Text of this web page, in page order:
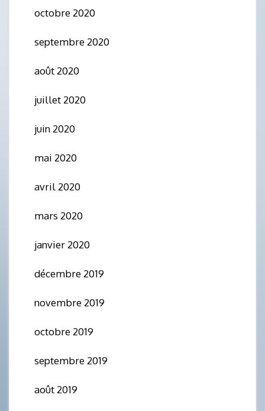
octobre 2020
septembre 2020
août 2020
juillet 2020
juin 2020
mai 2020
avril 2020
mars 2020
janvier 2020
décembre 2019
novembre 2019
octobre 2019
septembre 2019
août 2019